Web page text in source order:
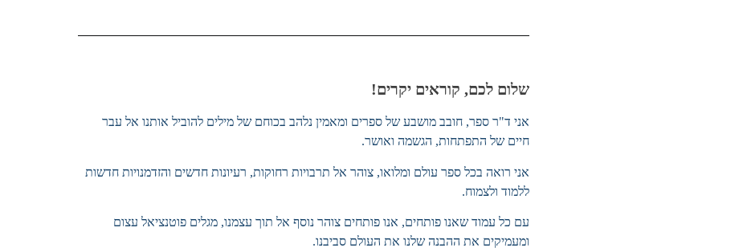
שלום לכם, קוראים יקרים!
אני ד"ר ספר, חובב מושבע של ספרים ומאמין נלהב בכוחם של מילים להוביל אותנו אל עבר
חיים של התפתחות, הגשמה ואושר.
אני רואה בכל ספר עולם ומלואו, צוהר אל תרבויות רחוקות, רעיונות חדשים והזדמנויות חדשות
ללמוד ולצמוח.
עם כל עמוד שאנו פותחים, אנו פותחים צוהר נוסף אל תוך עצמנו, מגלים פוטנציאל עצום
ומעמיקים את ההבנה שלנו את העולם סביבנו.